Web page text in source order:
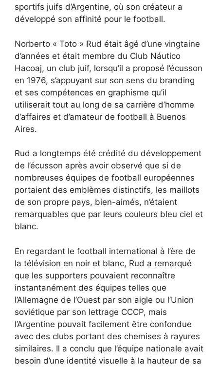
sportifs juifs d’Argentine, où son créateur a
développé son affinité pour le football.
Norberto « Toto » Rud était âgé d’une vingtaine
d’années et était membre du Club Náutico
Hacoaj, un club juif, lorsqu’il a proposé l’écusson
en 1976, s’appuyant sur son sens du branding
et ses compétences en graphisme qu’il
utiliserait tout au long de sa carrière d’homme
d’affaires et d’amateur de football à Buenos
Aires.
Rud a longtemps été crédité du développement
de l’écusson après avoir observé que si de
nombreuses équipes de football européennes
portaient des emblèmes distinctifs, les maillots
de son propre pays, bien-aimés, n’étaient
remarquables que par leurs couleurs bleu ciel et
blanc.
En regardant le football international à l’ère de
la télévision en noir et blanc, Rud a remarqué
que les supporters pouvaient reconnaître
instantanément des équipes telles que
l’Allemagne de l’Ouest par son aigle ou l’Union
soviétique par son lettrage CCCP, mais
l’Argentine pouvait facilement être confondue
avec des clubs portant des chemises à rayures
similaires. Il a conclu que l’équipe nationale avait
besoin d’une identité visuelle à la hauteur de sa